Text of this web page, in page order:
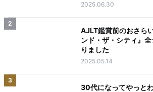
2025.06.30
2
AJLT鑑賞前のおさら
ンド・ザ・シティ』
りました
2025.05.14
3
30代になってやっと